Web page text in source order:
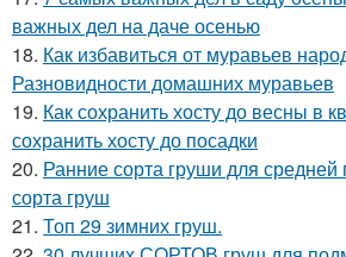
важных дел на даче осенью
18. Как избавиться от муравьев
Разновидности домашних муравьев
19. Как сохранить хосту до весны в
сохранить хосту до посадки
20. Ранние сорта груши для
сорта груш
21. Топ 29 зимних груш.